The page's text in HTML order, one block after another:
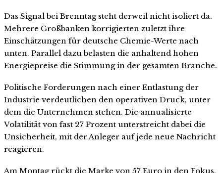
Das Signal bei Brenntag steht derweil nicht isoliert da.
Mehrere Großbanken korrigierten zuletzt ihre
Einschätzungen für deutsche Chemie-Werte nach
unten. Parallel dazu belasten die anhaltend hohen
Energiepreise die Stimmung in der gesamten Branche.
Politische Forderungen nach einer Entlastung der
Industrie verdeutlichen den operativen Druck, unter
dem die Unternehmen stehen. Die annualisierte
Volatilität von fast 27 Prozent unterstreicht dabei die
Unsicherheit, mit der Anleger auf jede neue Nachricht
reagieren.
Am Montag rückt die Marke von 57 Euro in den Fokus.